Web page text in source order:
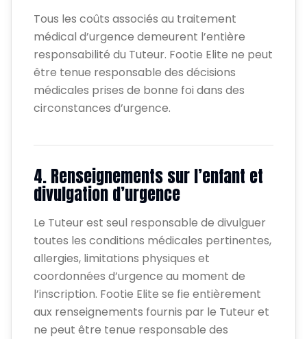
Tous les coûts associés au traitement
médical d’urgence demeurent l’entière
responsabilité du Tuteur. Footie Elite ne peut
être tenue responsable des décisions
médicales prises de bonne foi dans des
circonstances d’urgence.
4. Renseignements sur l’enfant et
divulgation d’urgence
Le Tuteur est seul responsable de divulguer
toutes les conditions médicales pertinentes,
allergies, limitations physiques et
coordonnées d’urgence au moment de
l’inscription. Footie Elite se fie entièrement
aux renseignements fournis par le Tuteur et
ne peut être tenue responsable des